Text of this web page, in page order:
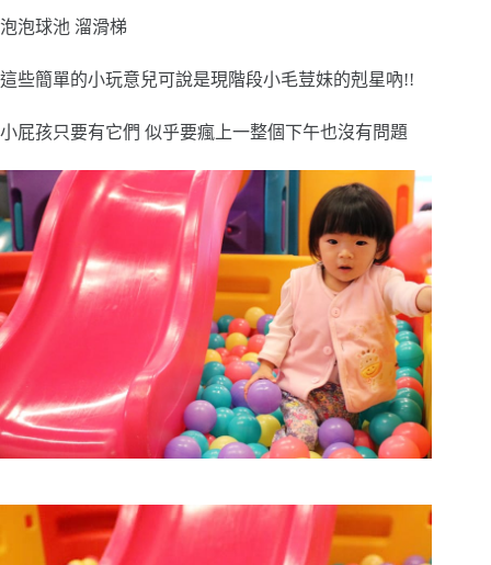
泡泡球池 溜滑梯
這些簡單的小玩意兒可說是現階段小毛荳妹的剋星吶!!
小屁孩只要有它們 似乎要瘋上一整個下午也沒有問題